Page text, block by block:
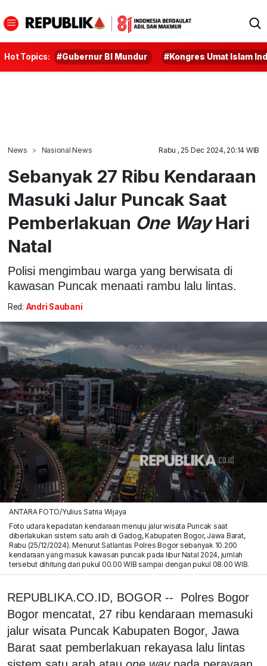
Hot Topics: #Gubernur BI Mundur #Kongres Umat Islam
News Nasional News Rabu , 25 Dec 2024, 20:14 WIB
Sebanyak 27 Ribu Kendaraan
Masuki Jalur Puncak Saat
Pemberlakuan One WayHari
Natal
Polisi mengimbau warga yang berwisata di
kawasan Puncak menaati rambu lalu lintas.
Red: Andri Saubani
ANTARA FOTO/Yulius Satria Wijaya
Foto udara kepadatan kendaraan menuju jalur wisata Puncak saat
diberlakukan sistem satu arah di Gadog, Kabupaten Bogor, Jawa Barat,
Rabu (25/12/2024). Menurut Satlantas Polres Bogor sebanyak 10.200
kendaraan yang masuk kawasan puncak pada libur Natal 2024, jumlah
tersebut dihitung dari pukul 00.00 WIB sampai dengan pukul 08.00 WIB.
REPUBLIKA.CO.ID, BOGOR -- Polres Bogor
Bogor mencatat, 27 ribu kendaraan memasuki
jalur wisata Puncak Kabupaten Bogor, Jawa
Barat saat pemberlakuan rekayasa lalu lintas